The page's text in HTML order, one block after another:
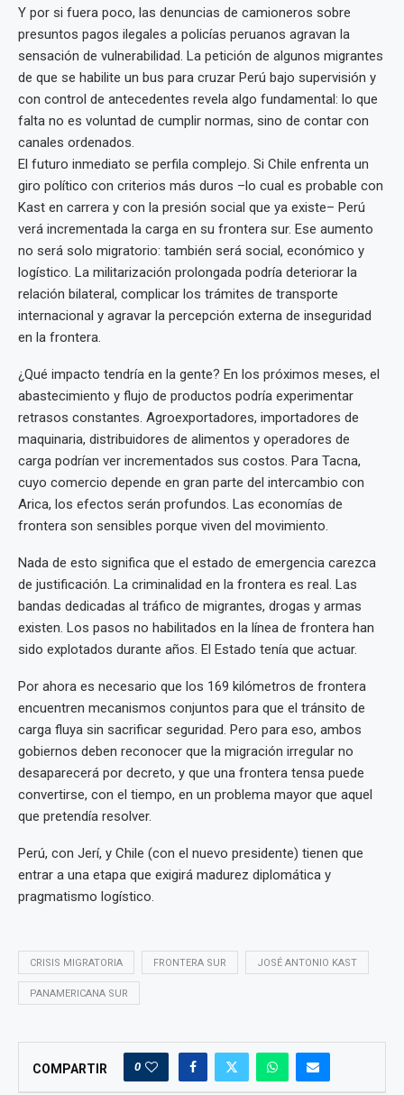
Y por si fuera poco, las denuncias de camioneros sobre
presuntos pagos ilegales a policías peruanos agravan la
sensación de vulnerabilidad. La petición de algunos migrantes
de que se habilite un bus para cruzar Perú bajo supervisión y
con control de antecedentes revela algo fundamental: lo que
falta no es voluntad de cumplir normas, sino de contar con
canales ordenados.
El futuro inmediato se perfila complejo. Si Chile enfrenta un
giro político con criterios más duros –lo cual es probable con
Kast en carrera y con la presión social que ya existe– Perú
verá incrementada la carga en su frontera sur. Ese aumento
no será solo migratorio: también será social, económico y
logístico. La militarización prolongada podría deteriorar la
relación bilateral, complicar los trámites de transporte
internacional y agravar la percepción externa de inseguridad
en la frontera.
¿Qué impacto tendría en la gente? En los próximos meses, el
abastecimiento y flujo de productos podría experimentar
retrasos constantes. Agroexportadores, importadores de
maquinaria, distribuidores de alimentos y operadores de
carga podrían ver incrementados sus costos. Para Tacna,
cuyo comercio depende en gran parte del intercambio con
Arica, los efectos serán profundos. Las economías de
frontera son sensibles porque viven del movimiento.
Nada de esto significa que el estado de emergencia carezca
de justificación. La criminalidad en la frontera es real. Las
bandas dedicadas al tráfico de migrantes, drogas y armas
existen. Los pasos no habilitados en la línea de frontera han
sido explotados durante años. El Estado tenía que actuar.
Por ahora es necesario que los 169 kilómetros de frontera
encuentren mecanismos conjuntos para que el tránsito de
carga fluya sin sacrificar seguridad. Pero para eso, ambos
gobiernos deben reconocer que la migración irregular no
desaparecerá por decreto, y que una frontera tensa puede
convertirse, con el tiempo, en un problema mayor que aquel
que pretendía resolver.
Perú, con Jerí, y Chile (con el nuevo presidente) tienen que
entrar a una etapa que exigirá madurez diplomática y
pragmatismo logístico.
CRISIS MIGRATORIA FRONTERA SUR JOSÉ ANTONIO KAST
PANAMERICANA SUR
COMPARTIR 0